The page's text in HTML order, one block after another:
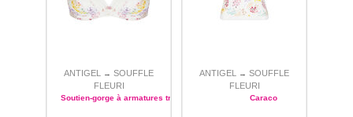
ANTIGEL → SOUFFLE
FLEURI
Soutien-gorge à armatures triangle
ANTIGEL → SOUFFLE
FLEURI
Caraco